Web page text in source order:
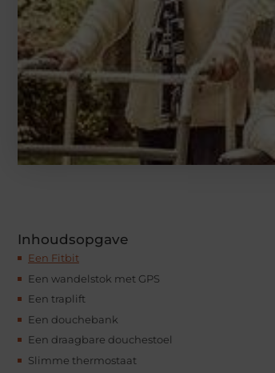
Inhoudsopgave
Een Fitbit
Een wandelstok met GPS
Een traplift
Een douchebank
Een draagbare douchestoel
Slimme thermostaat